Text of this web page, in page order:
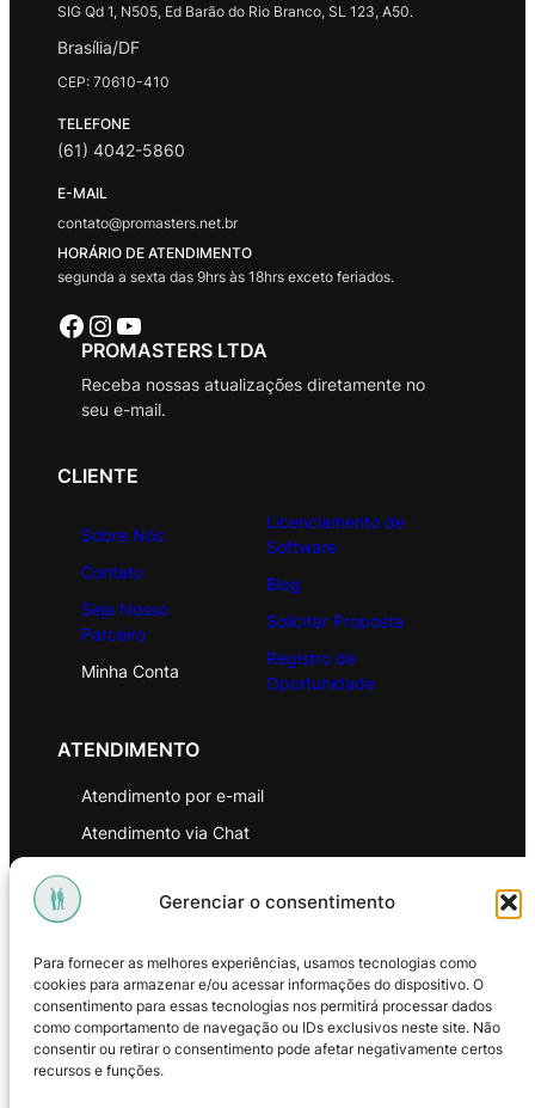
Gerenciar o consentimento
Para fornecer as melhores experiências, usamos tecnologias como
cookies para armazenar e/ou acessar informações do dispositivo. O
consentimento para essas tecnologias nos permitirá processar dados
como comportamento de navegação ou IDs exclusivos neste site. Não
consentir ou retirar o consentimento pode afetar negativamente certos
recursos e funções.
SIG Qd 1, N505, Ed Barão do Rio Branco, SL 123, A50.
Brasília/DF
CEP: 70610-410
TELEFONE
(61) 4042-5860
E-MAIL
contato@promasters.net.br
HORÁRIO DE ATENDIMENTO
segunda a sexta das 9hrs às 18hrs exceto feriados.
Facebook Instagram Youtube
PROMASTERS LTDA
Receba nossas atualizações diretamente no
seu e-mail.
CLIENTE
Sobre Nós
Contato
Seja Nosso
Parceiro
Minha Conta
Licenciamento de
Software
Blog
Solicitar Proposta
Registro de
Oportunidade
ATENDIMENTO
Atendimento por e-mail
Atendimento via Chat
Política de Privacidade
Política de Troca e Devoluções
Política de Reembolso